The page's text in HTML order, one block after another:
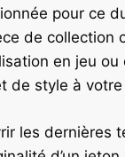
pour ce
de collection
en jeu
de style à
les dernières